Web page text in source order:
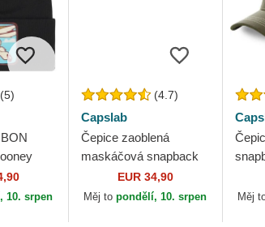
(5)
10. srpen
(4.7)
Capslab
Čepice zaoblená
maskáčová snapback
BUG3 CT Bugs Bunny
Looney Tunes Capslab
EUR 34,90
Měj topondělí, 10. srpen Měj